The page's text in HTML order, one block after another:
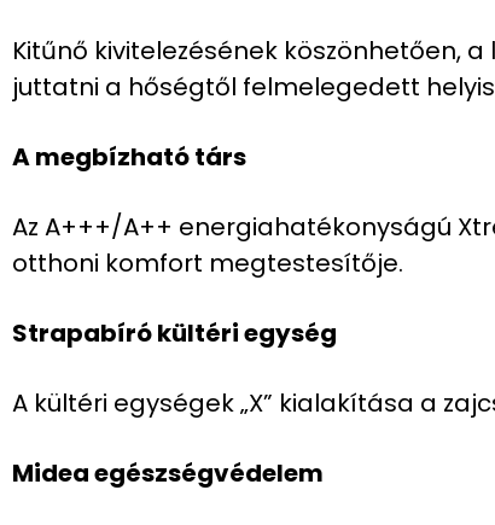
Kitűnő kivitelezésének köszönhetően,
juttatni a hőségtől felmelegedett
A megbízható társ
Az A+++/A++ energiahatékonyságú
otthoni komfort megtestesítője.
Strapabíró kültéri egység
A kültéri egységek „X” kialakítása a
Midea egészségvédelem